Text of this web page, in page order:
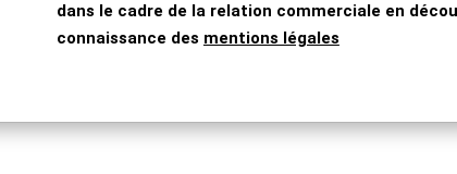
dans le cadre de la relation commerciale en
connaissance des mentions légales